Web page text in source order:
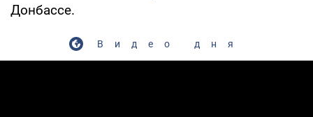
Донбассе.
Видео дня